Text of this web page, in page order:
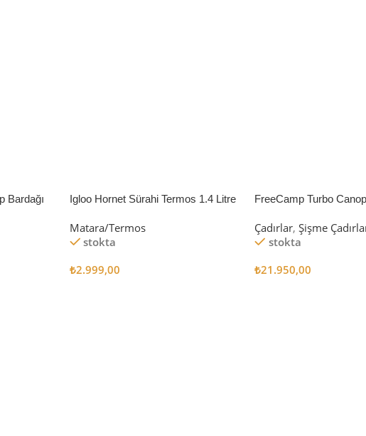
Bardağı
Igloo Hornet Sürahi Termos 1.4 Litre
Matara/Termos
stokta
₺2.999,00
FreeCamp Turbo
Çadırlar, Şişme
stokta
₺21.950,00